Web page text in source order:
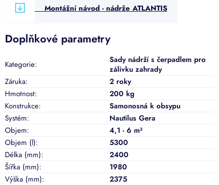
Montážní návod - nádrže ATLANTIS
Doplňkové parametry
Kategorie:
Sady nádrží s čerpadlem pro
zálivku zahrady
Záruka:
2 roky
Hmotnost:
200 kg
Konstrukce:
Samonosná k obsypu
Systém:
Nautilus Gera
Objem:
4,1 - 6 m³
Objem (l):
5300
Délka (mm):
2400
Šířka (mm):
1980
Výška (mm):
2375